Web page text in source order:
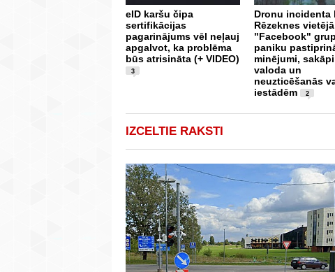
eID karšu čipa
sertifikācijas
pagarinājums vēl neļauj
apgalvot, ka problēma
būs atrisināta (+ VIDEO)
3
Dronu incidenta
Rēzeknes vietējā
"Facebook"
paniku
minējumi,
valoda un
neuzticēšanās
iestādēm
2
IZCELTIE RAKSTI